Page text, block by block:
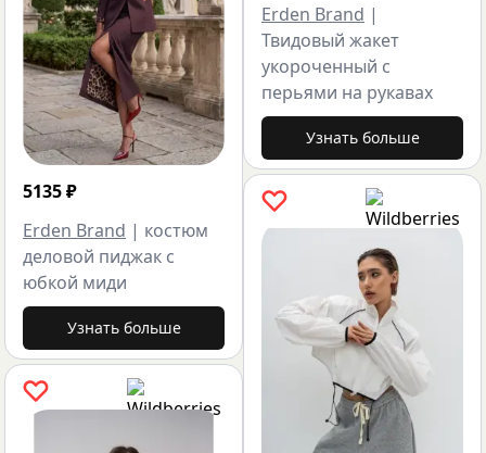
5135₽
Erden Brand | костюм
деловой пиджак с
юбкой миди
Узнать больше
Erden Brand |
Твидовый жакет
укороченный с
перьями на рукавах
Узнать больше